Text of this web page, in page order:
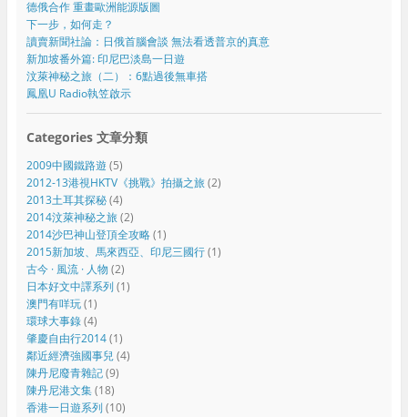
德俄合作 重畫歐洲能源版圖
下一步，如何走？
讀賣新聞社論：日俄首腦會談 無法看透普京的真意
新加坡番外篇: 印尼巴淡島一日遊
汶萊神秘之旅（二）：6點過後無車搭
鳳凰U Radio執笠啟示
Categories 文章分類
2009中國鐵路遊(5)
2012-13港視HKTV《挑戰》拍攝之旅 (2)
2013土耳其探秘(4)
2014汶萊神秘之旅 (2)
2014沙巴神山登頂全攻略(1)
2015新加坡、馬來西亞、印尼三國行(1)
古今 · 風流 · 人物 (2)
日本好文中譯系列(1)
澳門有咩玩(1)
環球大事錄(4)
肇慶自由行2014(1)
鄰近經濟強國事兒(4)
陳丹尼廢青雜記(9)
陳丹尼港文集(18)
香港一日遊系列(10)